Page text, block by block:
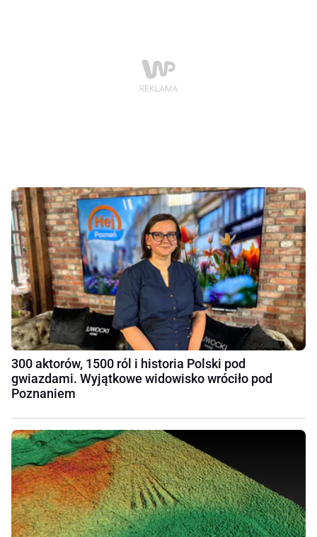
300 aktorów, 1500 ról i historia Polski pod
gwiazdami. Wyjątkowe widowisko wróciło pod
Poznaniem